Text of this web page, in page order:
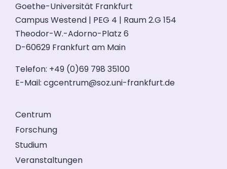
Goethe-Universität Frankfurt
Campus Westend | PEG 4 | Raum 2.G 154
Theodor-W.-Adorno-Platz 6
D-60629 Frankfurt am Main
Telefon: +49 (0)69 798 35100
E-Mail: cgcentrum@soz.uni-frankfurt.de
Centrum
Forschung
Studium
Veranstaltungen